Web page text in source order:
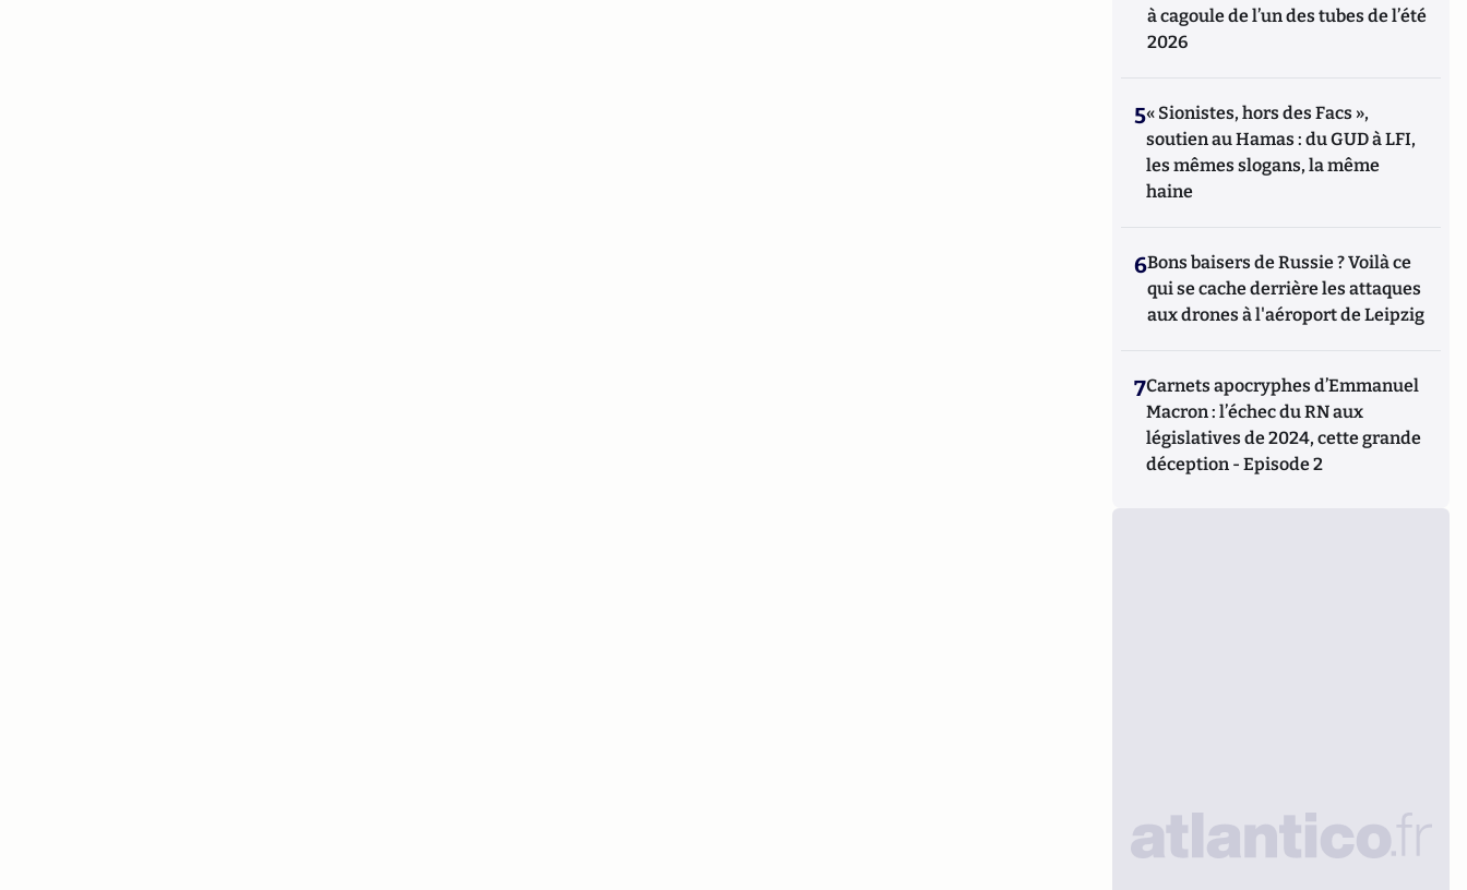
à cagoule de l’un des tubes de l’été
2026
5« Sionistes, hors des Facs »,
soutien au Hamas : du GUD à LFI,
les mêmes slogans, la même
haine
6Bons baisers de Russie ? Voilà ce
qui se cache derrière les attaques
aux drones à l'aéroport de Leipzig
7Carnets apocryphes d’Emmanuel
Macron : l’échec du RN aux
législatives de 2024, cette grande
déception - Episode 2